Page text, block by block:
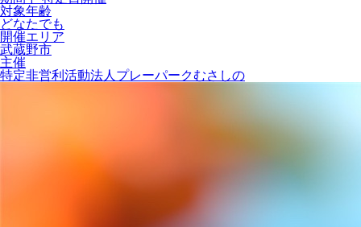
対象年齢
どなたでも
開催エリア
武蔵野市
主催
特定非営利活動法人プレーパークむさしの